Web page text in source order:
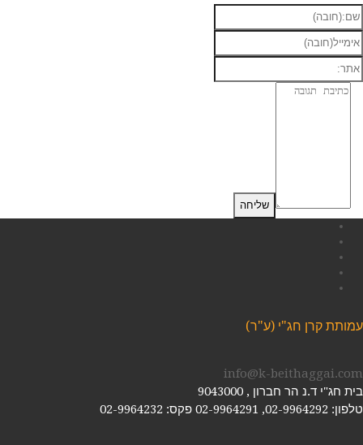
עמותת קרן חג"י (ע"ר)
info@k-beithaggai.com
בית חג"י ד.נ הר חברון , 9043000
טלפון: 02-9964292, 02-9964291
פקס: 02-9964232